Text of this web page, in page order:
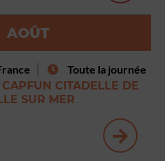
AOÛT
Toute la journée
CITADELLE DE
SUR MER